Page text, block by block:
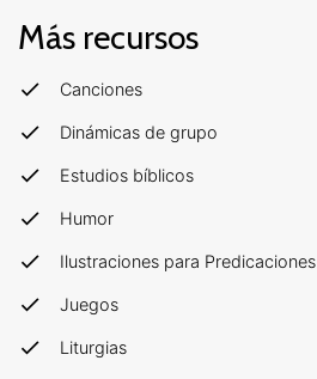
Más recursos
Canciones
Dinámicas de grupo
Estudios bíblicos
Humor
Ilustraciones para Predicaciones
Juegos
Liturgias